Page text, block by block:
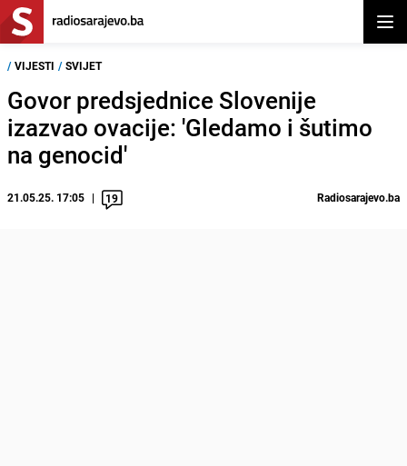
/ VIJESTI / SVIJET
Govor predsjednice Slovenije
izazvao ovacije: 'Gledamo i šutimo
na genocid'
21.05.25. 17:05 19 Radiosarajevo.ba